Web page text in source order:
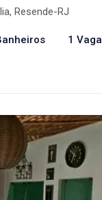
Resende-RJ
1 Vaga